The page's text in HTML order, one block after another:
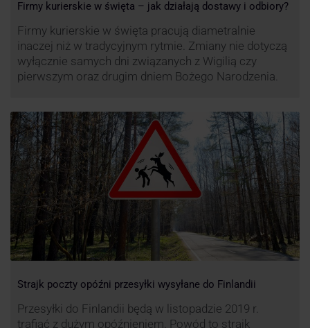
Firmy kurierskie w święta – jak działają dostawy i odbiory?
Firmy kurierskie w święta pracują diametralnie
inaczej niż w tradycyjnym rytmie. Zmiany nie dotyczą
wyłącznie samych dni związanych z Wigilią czy
pierwszym oraz drugim dniem Bożego Narodzenia.
Strajk poczty opóźni przesyłki wysyłane do Finlandii
Przesyłki do Finlandii będą w listopadzie 2019 r.
trafiać z dużym opóźnieniem. Powód to strajk